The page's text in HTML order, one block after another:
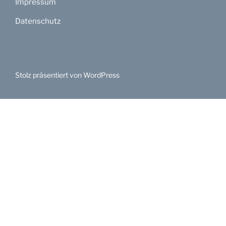
Impressum
Datenschutz
Stolz präsentiert von WordPress